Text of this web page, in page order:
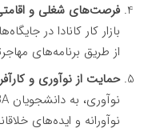
فرصت‌های شغلی و
بازار کار کانادا در
از طریق برنامه‌های
حمایت از نوآوری و
نوآورانه و ایده‌های